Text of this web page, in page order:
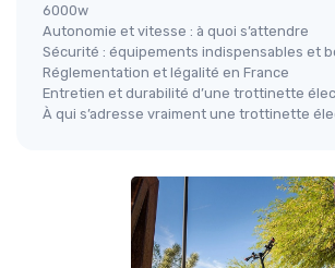
6000w
Autonomie et vitesse : à quoi s’attendre
Sécurité : équipements indispensables et
Réglementation et légalité en France
Entretien et durabilité d’une trottinette
À qui s’adresse vraiment une trottinette